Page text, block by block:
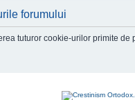
forumului
tuturor cookie-urilor primite de